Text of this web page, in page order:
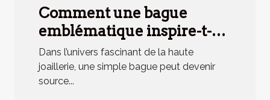
Comment une bague
emblématique inspire-t-
elle un parfum unique ?
Dans l’univers fascinant de la haute
joaillerie, une simple bague peut devenir
source...